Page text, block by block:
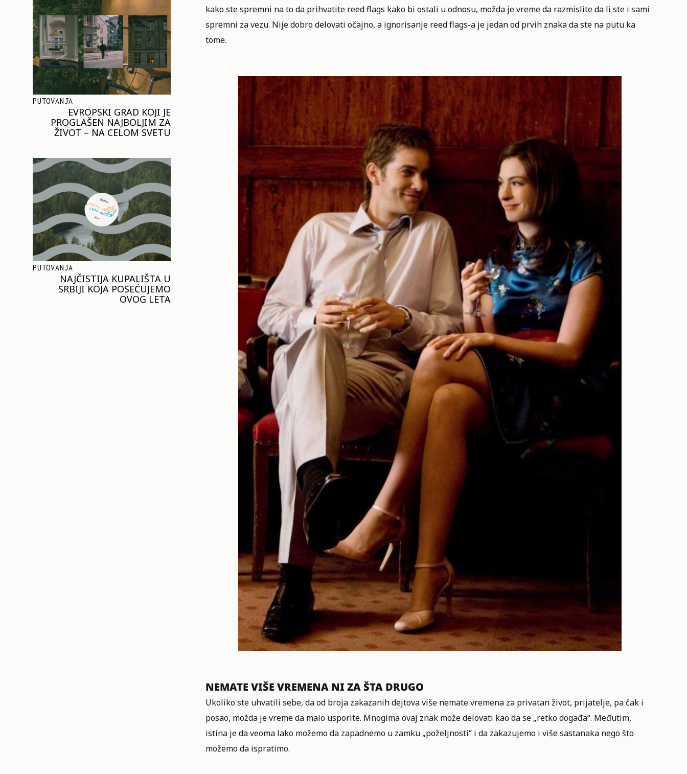
PUTOVANJA
EVROPSKI GRAD KOJI JE
PROGLAŠEN NAJBOLJIM ZA
ŽIVOT – NA CELOM SVETU
PUTOVANJA
NAJČISTIJA KUPALIŠTA U
SRBIJI KOJA POSEĆUJEMO
OVOG LETA
kako ste spremni na to da prihvatite reed flags kako bi ostali u odnosu, možda je vreme da razmislite da li ste i sami
spremni za vezu. Nije dobro delovati očajno, a ignorisanje reed flags-a je jedan od prvih znaka da ste na putu ka
tome.
NEMATE VIŠE VREMENA NI ZA ŠTA DRUGO
Ukoliko ste uhvatili sebe, da od broja zakazanih dejtova više nemate vremena za privatan život, prijatelje, pa čak i
posao, možda je vreme da malo usporite. Mnogima ovaj znak može delovati kao da se „retko događa“. Međutim,
istina je da veoma lako možemo da zapadnemo u zamku „poželjnosti“ i da zakazujemo i više sastanaka nego što
možemo da ispratimo.